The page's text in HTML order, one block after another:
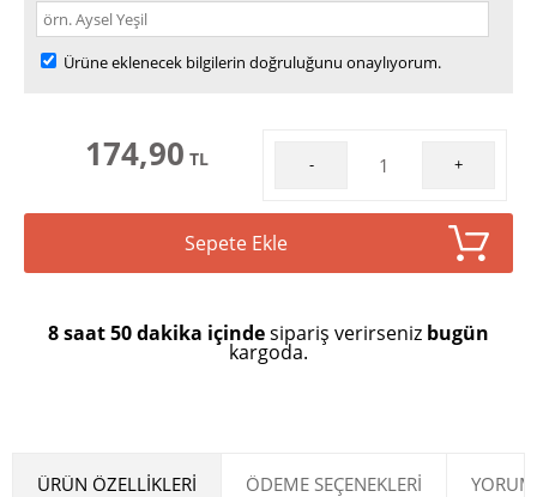
Ürüne eklenecek bilgilerin doğruluğunu onaylıyorum.
174,90 TL - +
Sepete Ekle
8 saat 50 dakika içindesipariş verirseniz bugün
kargoda.
ÜRÜN ÖZELLIKLERI ÖDEME SEÇENEKLERI